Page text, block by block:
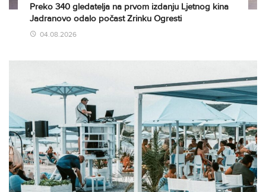
Preko 340 gledatelja na prvom izdanju Ljetnog kina
Jadranovo odalo počast Zrinku Ogresti
04.08.2026